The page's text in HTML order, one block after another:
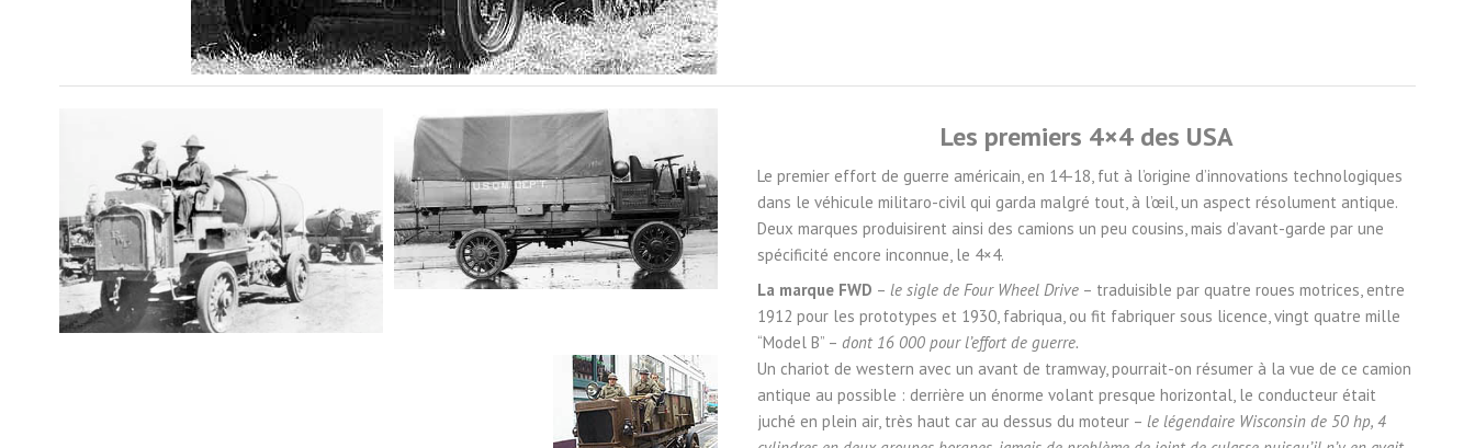
Les premiers 4×4 des USA
Le premier effort de guerre américain, en 14-18, fut à l’origine d’innovations technologiques
dans le véhicule militaro-civil qui garda malgré tout, à l’œil, un aspect résolument antique.
Deux marques produisirent ainsi des camions un peu cousins, mais d’avant-garde par une
spécificité encore inconnue, le 4×4.
La marque FWD – le sigle de Four Wheel Drive – traduisible par quatre roues motrices, entre
1912 pour les prototypes et 1930, fabriqua, ou fit fabriquer sous licence, vingt quatre mille
“Model B” – dont 16 000 pour l’effort de guerre.
Un chariot de western avec un avant de tramway, pourrait-on résumer à la vue de ce camion
antique au possible : derrière un énorme volant presque horizontal, le conducteur était
juché en plein air, très haut car au dessus du moteur – le légendaire Wisconsin de 50 hp, 4